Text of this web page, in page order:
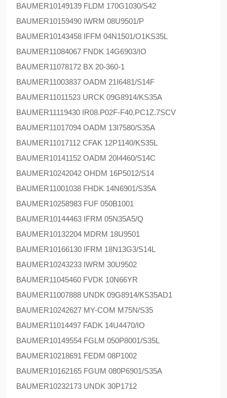
BAUMER10149139 FLDM 170G1030/S42
BAUMER10159490 IWRM 08U9501/P
BAUMER10143458 IFFM 04N1501/O1KS35L
BAUMER11084067 FNDK 14G6903/IO
BAUMER11078172 BX 20-360-1
BAUMER11003837 OADM 21I6481/S14F
BAUMER11011523 URCK 09G8914/KS35A
BAUMER11119430 IR08.P02F-F40.PC1Z.7SCV
BAUMER11017094 OADM 13I7580/S35A
BAUMER11017112 CFAK 12P1140/KS35L
BAUMER10141152 OADM 20I4460/S14C
BAUMER10242042 OHDM 16P5012/S14
BAUMER11001038 FHDK 14N6901/S35A
BAUMER10258983 FUF 050B1001
BAUMER10144463 IFRM 05N35A5/Q
BAUMER10132204 MDRM 18U9501
BAUMER10166130 IFRM 18N13G3/S14L
BAUMER10243233 IWRM 30U9502
BAUMER11045460 FVDK 10N66YR
BAUMER11007888 UNDK 09G8914/KS35AD1
BAUMER10242627 MY-COM M75N/S35
BAUMER11014497 FADK 14U4470/IO
BAUMER10149554 FGLM 050P8001/S35L
BAUMER10218691 FEDM 08P1002
BAUMER10162165 FGUM 080P6901/S35A
BAUMER10232173 UNDK 30P1712